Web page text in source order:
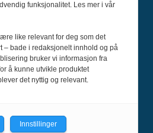
og Vær
regler for god
funksjonalitet. Les mer i vår
like relevant for deg som det
– bade i redaksjonelt innhold og på
bruker vi informasjon fra
å kunne utvikle produktet
det nyttig og relevant.
Innstillinger